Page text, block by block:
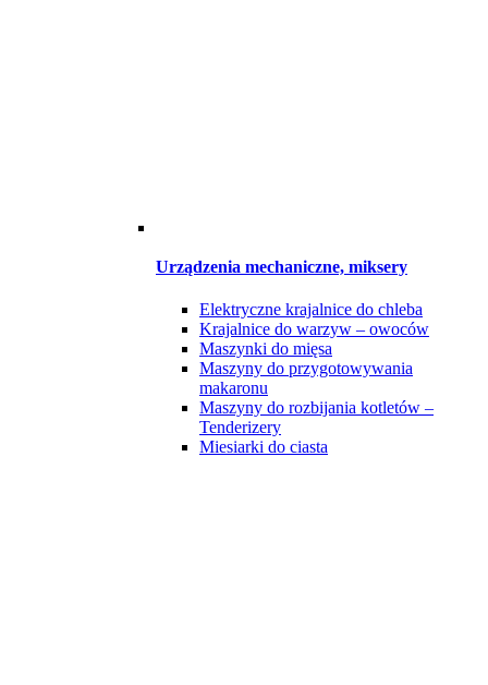
Urządzenia mechaniczne, miksery
Elektryczne krajalnice do chleba
Krajalnice do warzyw – owoców
Maszynki do mięsa
Maszyny do przygotowywania
makaronu
Maszyny do rozbijania kotletów –
Tenderizery
Miesiarki do ciasta